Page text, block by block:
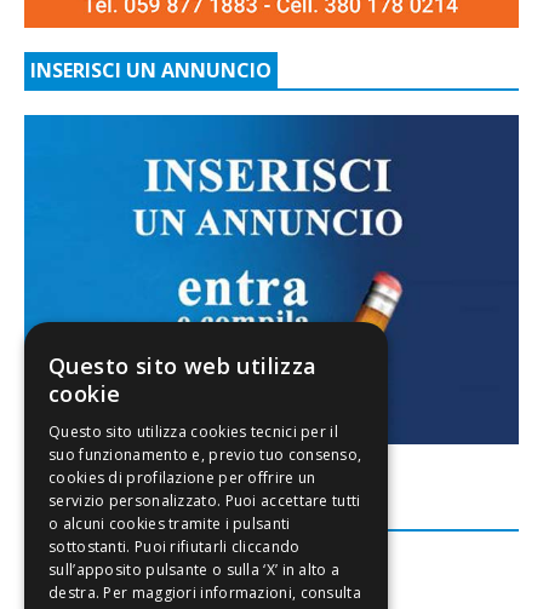
INSERISCI UN ANNUNCIO
FACEBOOK
Questo sito web utilizza
cookie